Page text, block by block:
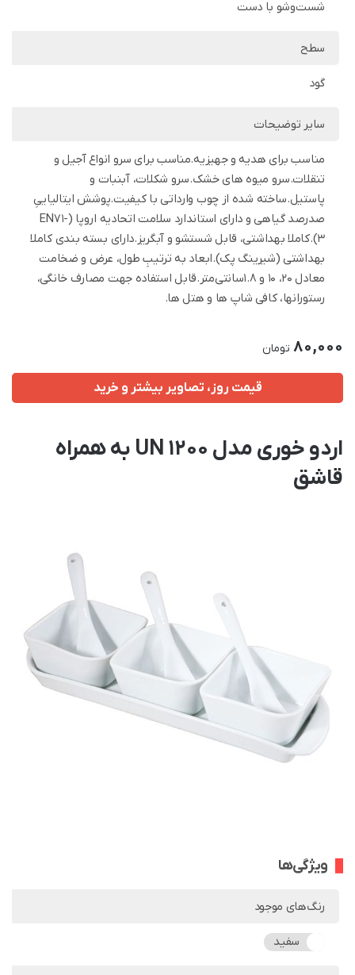
شست‌وشو با دست
سطح
گود
سایر توضیحات
مناسب برای هدیه و جهیزیه.مناسب برای سرو انواع آجیل و
تنقلات.سرو میوه های خشک.سرو شکلات، آبنبات و
پاستیل.ساخته شده از چوب وارداتی با کیفیت.پوشش ایتالیاییِ
صدرصد گیاهی و دارای استاندارد سلامت اتحادیه اروپا (EN71-
3).کاملا بهداشتی، قابل شستشو و آبگریز.دارای بسته بندی کاملا
بهداشتی (شیرینگ پک).ابعاد به ترتیبِ طول، عرض و ضخامت
معادل 20، 10 و 1.8سانتی‌متر.قابل استفاده جهت مصارف خانگی،
رستورانها، کافی شاپ‌ ها و هتل ها.
80,000 تومان
قیمت روز، تصاویر بیشتر و خرید
اردو خوری مدل UN 1200 به همراه
قاشق
ویژگی‌ها
رنگ‌های موجود
سفید